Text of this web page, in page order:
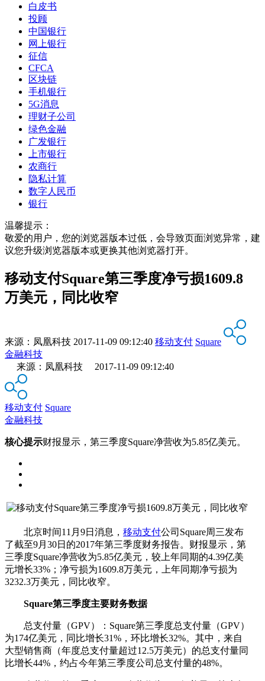
白皮书
投顾
中国银行
网上银行
征信
CFCA
区块链
手机银行
5G消息
理财子公司
绿色金融
广发银行
上市银行
农商行
隐私计算
数字人民币
银行
温馨提示：
敬爱的用户，您的浏览器版本过低，会导致页面浏览异常，建
议您升级浏览器版本或更换其他浏览器打开。
移动支付Square第三季度净亏损1609.8
万美元，同比收窄
来源： 凤凰科技 2017-11-09 09:12:40 移动支付 Square
金融科技
来源：凤凰科技 2017-11-09 09:12:40
移动支付 Square
金融科技
核心提示财报显示，第三季度Square净营收为5.85亿美元。
北京时间11月9日消息， 移动支付公司Square周三发布
了截至9月30日的2017年第三季度财务报告。财报显示，第
三季度Square净营收为5.85亿美元，较上年同期的4.39亿美
元增长33%；净亏损为1609.8万美元，上年同期净亏损为
3232.3万美元，同比收窄。
Square第三季度主要财务数据
总支付量（GPV）：Square第三季度总支付量（GPV）
为174亿美元，同比增长31%，环比增长32%。其中，来自
大型销售商（年度总支付量超过12.5万美元）的总支付量同
比增长44%，约占今年第三季度公司总支付量的48%。